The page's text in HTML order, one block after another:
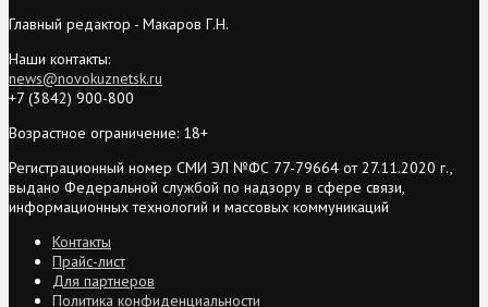
Главный редактор - Макаров Г.Н.
Наши контакты:
news@novokuznetsk.ru
+7 (3842) 900-800
Возрастное ограничение: 18+
Регистрационный номер СМИ ЭЛ №ФС 77-79664 от 27.11.2020 г.,
выдано Федеральной службой по надзору в сфере связи,
информационных технологий и массовых коммуникаций
Контакты
Прайс-лист
Для партнеров
Политика конфиденциальности